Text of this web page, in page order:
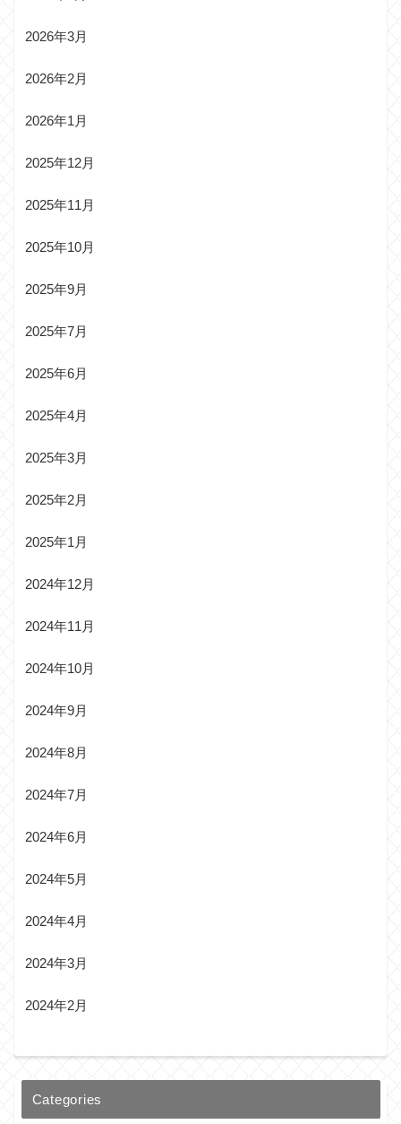
2026年3月
2026年2月
2026年1月
2025年12月
2025年11月
2025年10月
2025年9月
2025年7月
2025年6月
2025年4月
2025年3月
2025年2月
2025年1月
2024年12月
2024年11月
2024年10月
2024年9月
2024年8月
2024年7月
2024年6月
2024年5月
2024年4月
2024年3月
2024年2月
Categories